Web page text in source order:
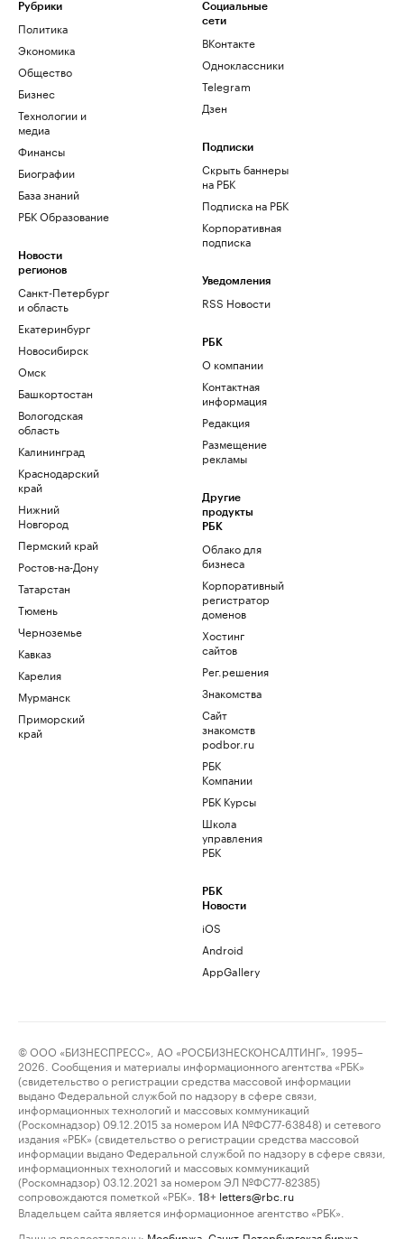
Рубрики
Политика
Экономика
Общество
Бизнес
Технологии и
медиа
Финансы
Биографии
База знаний
РБК Образование
Новости
регионов
Санкт-Петербург
и область
Екатеринбург
Новосибирск
Омск
Башкортостан
Вологодская
область
Калининград
Краснодарский
край
Нижний
Новгород
Пермский край
Ростов-на-Дону
Татарстан
Тюмень
Черноземье
Кавказ
Карелия
Мурманск
Приморский
край
Социальные
сети
ВКонтакте
Одноклассники
Telegram
Дзен
Подписки
Скрыть баннеры
на РБК
Подписка на РБК
Корпоративная
подписка
Уведомления
RSS Новости
РБК
О компании
Контактная
информация
Редакция
Размещение
рекламы
Другие
продукты
РБК
Облако для
бизнеса
Корпоративный
регистратор
доменов
Хостинг
сайтов
Рег.решения
Знакомства
Сайт
знакомств
podbor.ru
РБК
Компании
РБК Курсы
Школа
управления
РБК
РБК
Новости
iOS
Android
AppGallery
© ООО «БИЗНЕСПРЕСС», АО «РОСБИЗНЕСКОНСАЛТИНГ», 1995–
2026. Сообщения и материалы информационного агентства «РБК»
(свидетельство о регистрации средства массовой информации
выдано Федеральной службой по надзору в сфере связи,
информационных технологий и массовых коммуникаций
(Роскомнадзор) 09.12.2015 за номером ИА №ФС77-63848) и сетевого
издания «РБК» (свидетельство о регистрации средства массовой
информации выдано Федеральной службой по надзору в сфере связи,
информационных технологий и массовых коммуникаций
(Роскомнадзор) 03.12.2021 за номером ЭЛ №ФС77-82385)
сопровождаются пометкой «РБК».
18+ letters@rbc.ru
Владельцем сайта является информационное агентство «РБК».